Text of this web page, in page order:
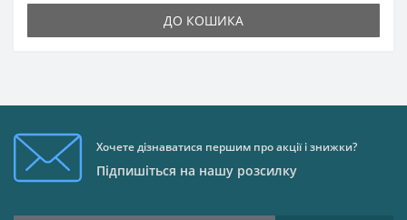
ДО КОШИКА
Хочете дізнаватися першим про акції і знижки?
Підпишіться на нашу розсилку